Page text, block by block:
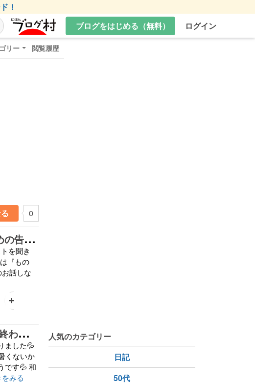
！
ブログをはじめる（無料）
ログイン
リー 閲覧履歴
0
6
月オーディブル 【ものがたり洋菓子店 月と私 さんどめの告白】聞き終わりました
を聞き
『もの
話しな
5
月分オーディブル【純喫茶トルンカ 最高の一杯】聞き終わりました
ました💦
くないか
です💦 和
みる
人気のカテゴリー
日記
50代